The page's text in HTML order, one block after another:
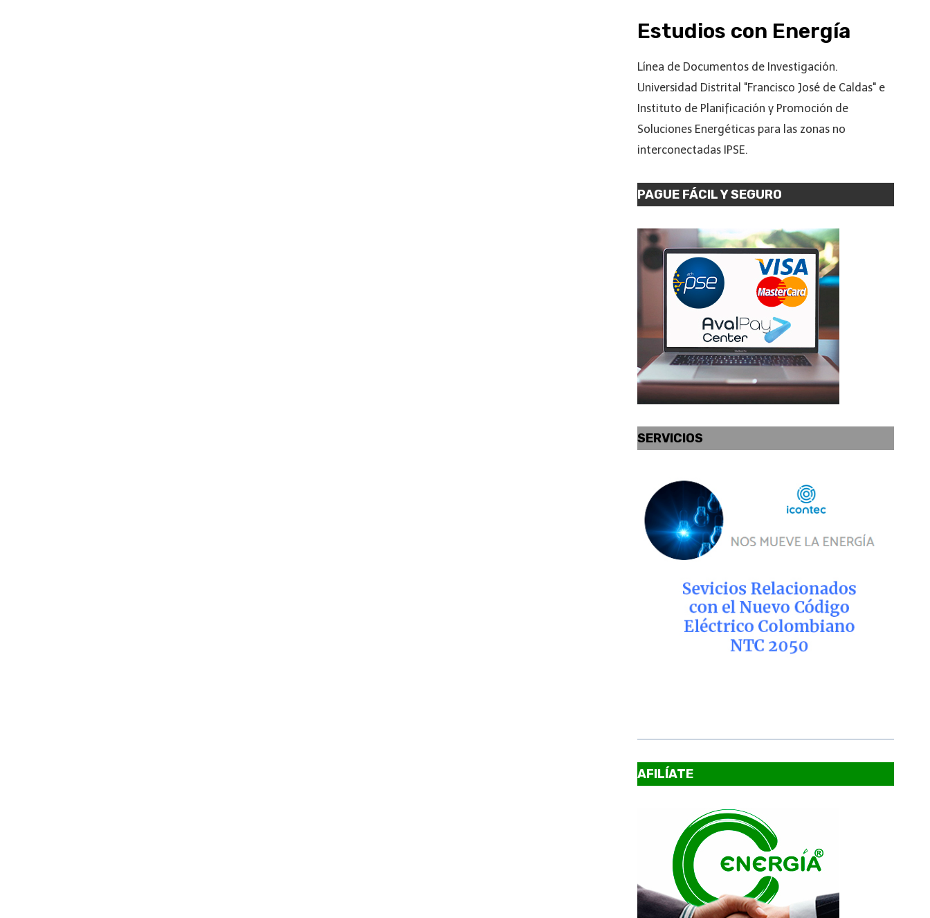
Estudios con Energía
Línea de Documentos de Investigación.
Universidad Distrital "Francisco José de Caldas" e
Instituto de Planificación y Promoción de
Soluciones Energéticas para las zonas no
interconectadas IPSE.
PAGUE FÁCIL Y SEGURO
SERVICIOS
AFILÍATE